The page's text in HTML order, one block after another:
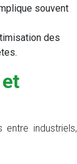
souvent
des
industriels,